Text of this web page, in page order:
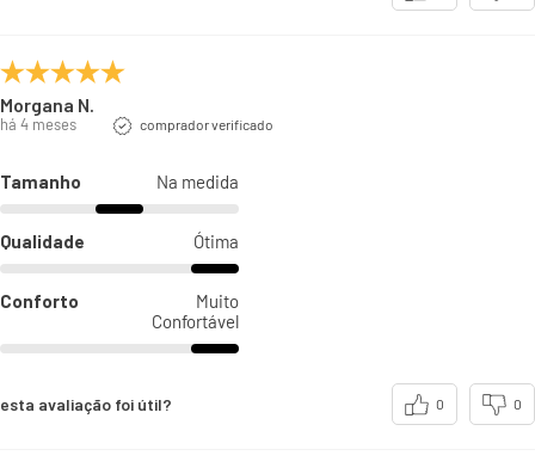
Morgana N.
há 4 meses comprador verificado
Tamanho Na medida
Qualidade Ótima
Conforto
Muito
Confortável
esta avaliação foi útil? 0 0